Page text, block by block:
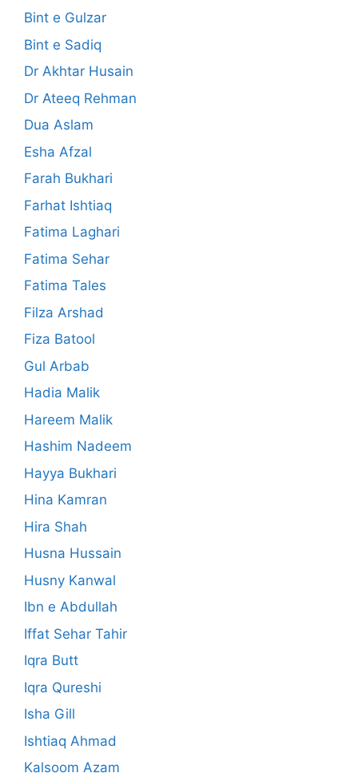
Bint e Gulzar
Bint e Sadiq
Dr Akhtar Husain
Dr Ateeq Rehman
Dua Aslam
Esha Afzal
Farah Bukhari
Farhat Ishtiaq
Fatima Laghari
Fatima Sehar
Fatima Tales
Filza Arshad
Fiza Batool
Gul Arbab
Hadia Malik
Hareem Malik
Hashim Nadeem
Hayya Bukhari
Hina Kamran
Hira Shah
Husna Hussain
Husny Kanwal
Ibn e Abdullah
Iffat Sehar Tahir
Iqra Butt
Iqra Qureshi
Isha Gill
Ishtiaq Ahmad
Kalsoom Azam